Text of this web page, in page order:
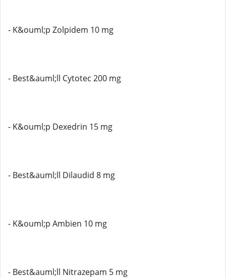
- K&ouml;p Zolpidem 10 mg
- Best&auml;ll Cytotec 200 mg
- K&ouml;p Dexedrin 15 mg
- Best&auml;ll Dilaudid 8 mg
- K&ouml;p Ambien 10 mg
- Best&auml;ll Nitrazepam 5 mg